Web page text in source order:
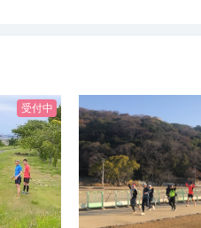
受付中